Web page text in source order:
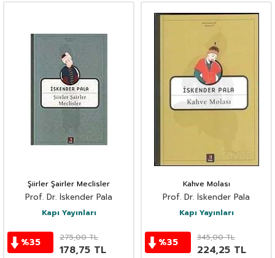
Şiirler Şairler Meclisler
Prof. Dr. İskender Pala
Kapı Yayınları
%35 275,00TL
178,75 TL
Kahve Molası
Prof. Dr. İskender Pala
Kapı Yayınları
%35 345,00TL
224,25 TL